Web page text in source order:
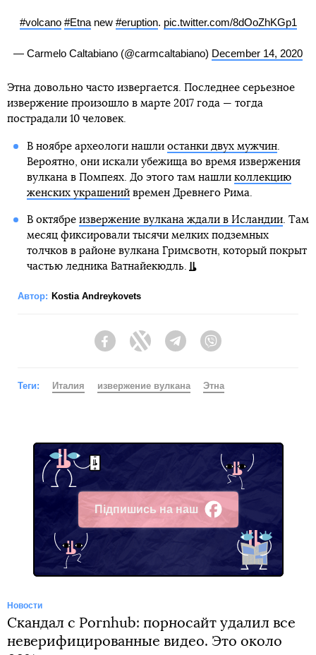
#volcano #Etnanew #eruption. pic.twitter.com/8dOoZhKGp1
— Carmelo Caltabiano (@carmcaltabiano) December 14, 2020
Этна довольно часто извергается. Последнее серьезное
извержение произошло в марте 2017 года — тогда
пострадали 10 человек.
В ноябре археологи нашли останки двух мужчин.
Вероятно, они искали убежища во время извержения
вулкана в Помпеях. До этого там нашли коллекцию
женских украшенийвремен Древнего Рима.
В октябре извержение вулкана ждали в Исландии. Там
месяц фиксировали тысячи мелких подземных
толчков в районе вулкана Гримсвотн, который покрыт
частью ледника Ватнайекюдль.
Автор: Kostia Andreykovets
FacebookTwitter Telegram
Теги: Италия извержение вулкана Этна
Підпишись на наш
Facebook
Новости
Скандал с Pornhub: порносайт удалил все
неверифицированные видео. Это около